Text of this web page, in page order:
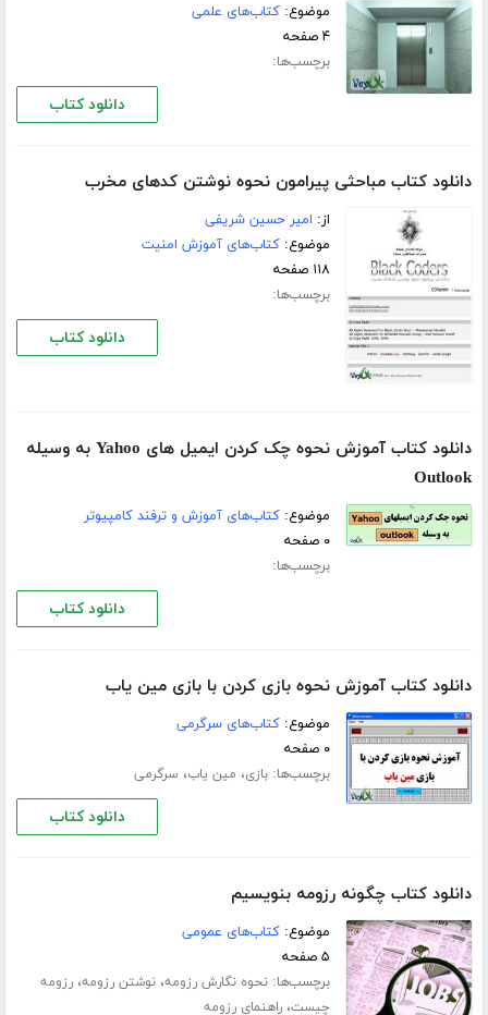
موضوع:کتاب‌های علمی
۴ صفحه
برچسب‌ها:
دانلود کتاب
دانلود کتاب مباحثی پیرامون نحوه نوشتن کدهای مخرب
از: امیر حسین شریفی
موضوع:کتاب‌های آموزش امنیت
۱۱۸ صفحه
برچسب‌ها:
دانلود کتاب
دانلود کتاب آموزش نحوه چک کردن ایمیل های Yahoo به وسیله
Outlook
موضوع:کتاب‌های آموزش و ترفند کامپیوتر
۰ صفحه
برچسب‌ها:
دانلود کتاب
دانلود کتاب آموزش نحوه بازی کردن با بازی مین یاب
موضوع:کتاب‌های سرگرمی
۰ صفحه
برچسب‌ها:بازی، مین یاب، سرگرمی
دانلود کتاب
دانلود کتاب چگونه رزومه بنویسیم
موضوع:کتاب‌های عمومی
۵ صفحه
برچسب‌ها:نحوه نگارش رزومه،نوشتن رزومه،رزومه
چیست،راهنمای رزومه